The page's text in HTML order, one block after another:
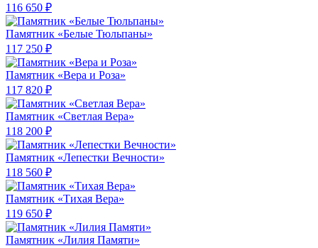
116 650 ₽
Памятник «Белые Тюльпаны»
117 250 ₽
Памятник «Вера и Роза»
117 820 ₽
Памятник «Светлая Вера»
118 200 ₽
Памятник «Лепестки Вечности»
118 560 ₽
Памятник «Тихая Вера»
119 650 ₽
Памятник «Лилия Памяти»